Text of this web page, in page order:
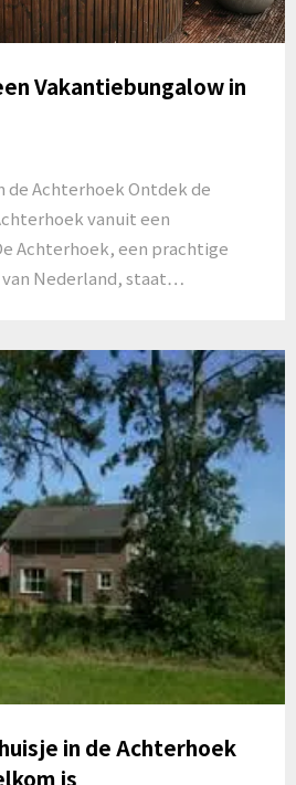
Vakantiebungalow in
de Achterhoek Ontdek de
vanuit een
Achterhoek, een prachtige
Nederland, staat…
in de Achterhoek
is